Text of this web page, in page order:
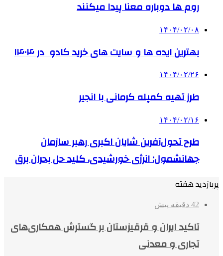
روم ها دوباره معنا پیدا میکنند
۱۴۰۴/۰۲/۰۸
بهترین ایده ها و سایت های خرید کادو در ۱۴۰۴
۱۴۰۴/۰۲/۲۶
طرز تهیه کمپله کرمانی با انجیر
۱۴۰۴/۰۲/۱۶
طرح تحول‌آفرین شایان اکبری رهبر سازمان
جهانشمول: انرژی خورشیدی، کلید حل بحران برق
پربازدید هفته
42 دقیقه پیش
تاکید ایران و قرقیزستان بر گسترش همکاری‌های
تجاری و معدنی